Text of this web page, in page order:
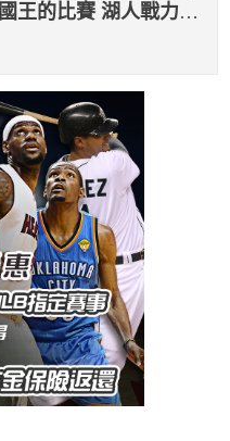
國王的比賽 湖人戰力受